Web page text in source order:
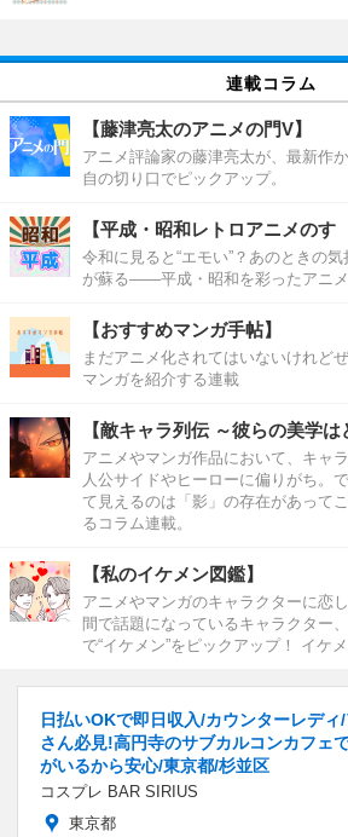
連載コラム
【藤津亮太のアニメの門V】
アニメ評論家の藤津亮太が、最新作
自の切り口でピックアップ。
【平成・昭和レトロアニメのす
令和に見ると“エモい”？あのときの
が蘇る――平成・昭和を彩ったアニメ
【おすすめマンガ手帖】
まだアニメ化されてはいないけれど
マンガを紹介する連載
【敵キャラ列伝 ～彼らの美学は
アニメやマンガ作品において、キャ
人公サイドやヒーローに偏りがち。
て見えるのは「影」の存在があって
るコラム連載。
【私のイケメン図鑑】
アニメやマンガのキャラクターに恋
間で話題になっているキャラクター
で“イケメン”をピックアップ！ イケ
日払いOKで即日収入/カウンターレディ
さん必見!高円寺のサブカルコンカフェ
がいるから安心/東京都/杉並区
コスプレ BAR SIRIUS
東京都